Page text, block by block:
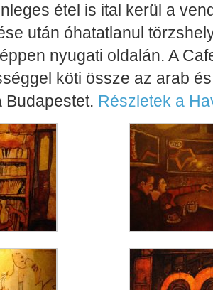
étel is ital kerül a
után óhatatlanul
nyugati oldalán. A
köti össze az arab
Budapestet. Részletek a